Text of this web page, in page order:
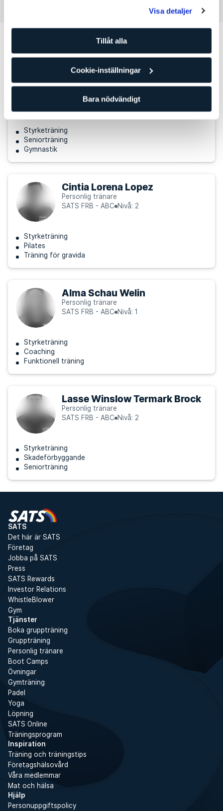
Visa detaljer
Tillåt alla
Cookie-inställningar
Bara nödvändigt
Andra personliga tränare som kan
passa för dig
Jeppe Egebjerg Kristensen
SATS FRB - ABC Nivå: 3
Styrketräning
Seniorträning
Gymnastik
Cintia Lorena Lopez
Personlig tränare
SATS FRB - ABC Nivå: 2
Styrketräning
Pilates
Träning för gravida
Alma Schau Welin
Personlig tränare
SATS FRB - ABC Nivå: 1
Styrketräning
Coaching
Funktionell träning
Lasse Winslow Termark Brock
Personlig tränare
SATS FRB - ABC Nivå: 2
Styrketräning
Skadeförbyggande
Seniorträning
SATS
Det här är SATS
Företag
Jobba på SATS
Press
SATS Rewards
Investor Relations
WhistleBlower
Gym
Tjänster
Boka gruppträning
Gruppträning
Personlig tränare
Boot Camps
Övningar
Gymträning
Padel
Yoga
Löpning
SATS Online
Träningsprogram
Inspiration
Träning och träningstips
Företagshälsovård
Våra medlemmar
Mat och hälsa
Hjälp
Personuppgiftspolicy